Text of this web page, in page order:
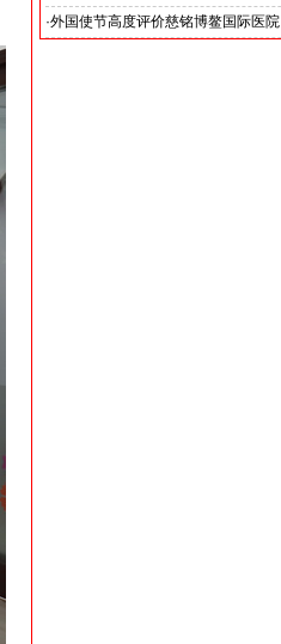
共探司法鉴定发展新路
·外国使节高度评价慈铭博鳌国际医院